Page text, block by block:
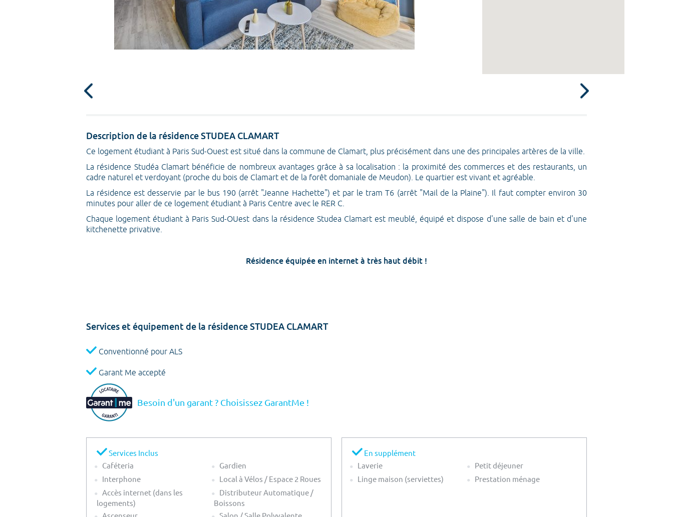
Description de la résidence STUDEA CLAMART
Ce logement étudiant à Paris Sud-Ouest est situé dans la commune de Clamart, plus précisément dans une des principales artères de la ville.
La résidence Studéa Clamart bénéficie de nombreux avantages grâce à sa localisation : la proximité des commerces et des restaurants, un
cadre naturel et verdoyant (proche du bois de Clamart et de la forêt domaniale de Meudon). Le quartier est vivant et agréable.
La résidence est desservie par le bus 190 (arrêt "Jeanne Hachette") et par le tram T6 (arrêt "Mail de la Plaine"). Il faut compter environ 30
minutes pour aller de ce logement étudiant à Paris Centre avec le RER C.
Chaque logement étudiant à Paris Sud-OUest dans la résidence Studea Clamart est meublé, équipé et dispose d'une salle de bain et d'une
kitchenette privative.
Résidence équipée en internet à très haut débit !
Services et équipement de la résidence STUDEA CLAMART
Conventionné pour ALS
Garant Me accepté
Besoin d'un garant ? Choisissez GarantMe !
Services Inclus
Caféteria
Gardien
Interphone
Local à Vélos / Espace 2 Roues
Accès internet (dans les
logements)
Distributeur Automatique /
Boissons
Ascenseur
Salon / Salle Polyvalente
En supplément
Laverie
Petit déjeuner
Linge maison (serviettes)
Prestation ménage